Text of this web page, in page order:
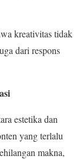
kreativitas tidak
dari respons
estetika dan
yang terlalu
makna,